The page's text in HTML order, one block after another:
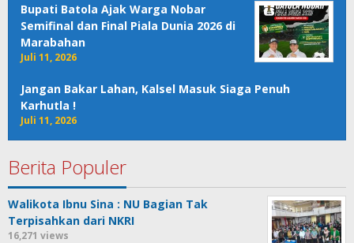
Bupati Batola Ajak Warga Nobar
Semifinal dan Final Piala Dunia 2026 di
Marabahan
Juli 11, 2026
Jangan Bakar Lahan, Kalsel Masuk Siaga Penuh
Karhutla !
Juli 11, 2026
Berita Populer
Walikota Ibnu Sina : NU Bagian Tak
Terpisahkan dari NKRI
16,271 views